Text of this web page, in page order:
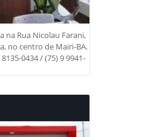
na Rua Nicolau Farani,
no centro de Mairi-BA.
0434 / (75) 9 9941-